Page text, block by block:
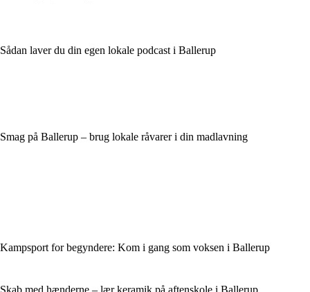
Sådan laver du din egen lokale podcast i Ballerup
Smag på Ballerup – brug lokale råvarer i din madlavning
Kampsport for begyndere: Kom i gang som voksen i Ballerup
Skab med hænderne – lær keramik på aftenskole i Ballerup